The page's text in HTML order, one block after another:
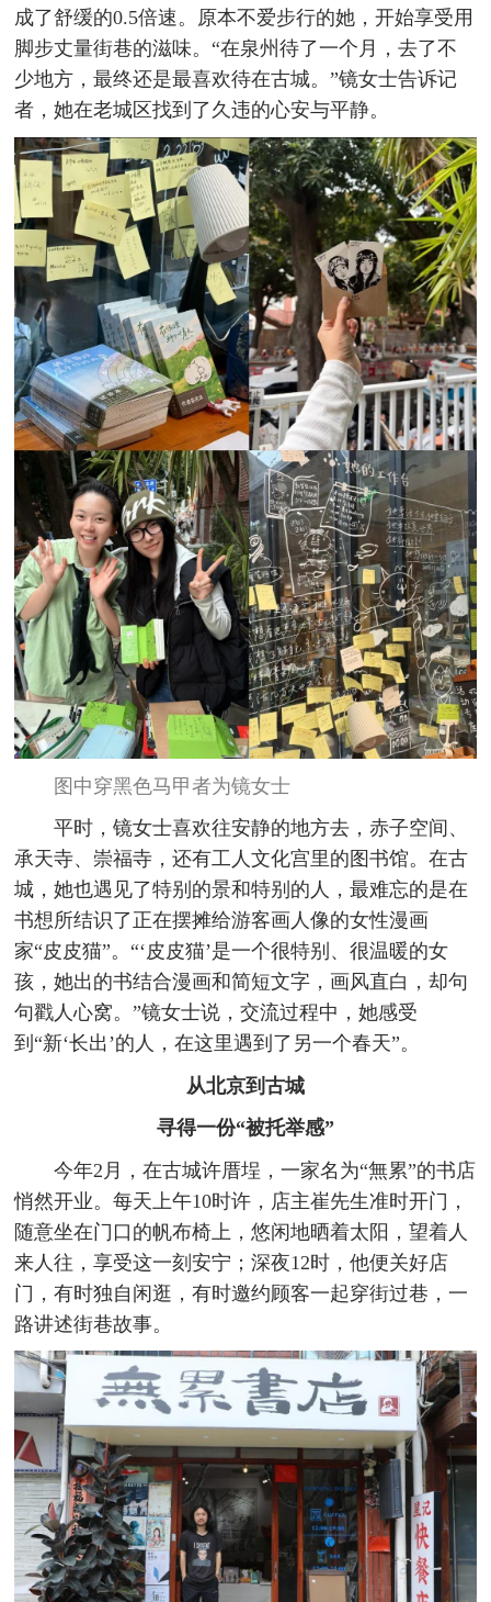
成了舒缓的0.5倍速。原本不爱步行的她，开始享受用
脚步丈量街巷的滋味。“在泉州待了一个月，去了不
少地方，最终还是最喜欢待在古城。”镜女士告诉记
者，她在老城区找到了久违的心安与平静。
图中穿黑色马甲者为镜女士
平时，镜女士喜欢往安静的地方去，赤子空间、
承天寺、崇福寺，还有工人文化宫里的图书馆。在古
城，她也遇见了特别的景和特别的人，最难忘的是在
书想所结识了正在摆摊给游客画人像的女性漫画
家“皮皮猫”。“‘皮皮猫’是一个很特别、很温暖的女
孩，她出的书结合漫画和简短文字，画风直白，却句
句戳人心窝。”镜女士说，交流过程中，她感受
到“新‘长出’的人，在这里遇到了另一个春天”。
从北京到古城
寻得一份“被托举感”
今年2月，在古城许厝埕，一家名为“無累”的书店
悄然开业。每天上午10时许，店主崔先生准时开门，
随意坐在门口的帆布椅上，悠闲地晒着太阳，望着人
来人往，享受这一刻安宁；深夜12时，他便关好店
门，有时独自闲逛，有时邀约顾客一起穿街过巷，一
路讲述街巷故事。